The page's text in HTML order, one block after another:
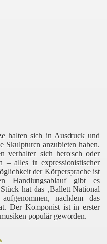
halten sich in Ausdruck und
Skulpturen anzubieten haben.
verhalten sich heroisch oder
– alles in expressionistischer
der Körpersprache ist
Handlungsablauf gibt es
hat das ‚Ballett National
nachdem das
Der Komponist ist in erster
populär geworden.